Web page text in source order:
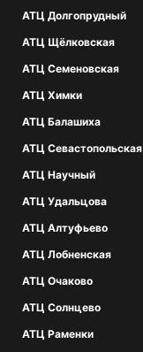
АТЦ Долгопрудный
АТЦ Щёлковская
АТЦ Семеновская
АТЦ Химки
АТЦ Балашиха
АТЦ Севастопольская
АТЦ Научный
АТЦ Удальцова
АТЦ Алтуфьево
АТЦ Лобненская
АТЦ Очаково
АТЦ Солнцево
АТЦ Раменки